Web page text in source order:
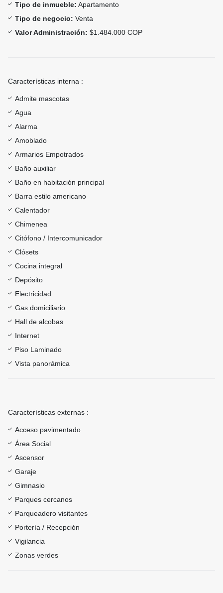
Tipo de inmueble: Apartamento
Tipo de negocio: Venta
Valor Administración: $1.484.000 COP
Características interna :
Admite mascotas
Agua
Alarma
Amoblado
Armarios Empotrados
Baño auxiliar
Baño en habitación principal
Barra estilo americano
Calentador
Chimenea
Citófono / Intercomunicador
Clósets
Cocina integral
Depósito
Electricidad
Gas domiciliario
Hall de alcobas
Internet
Piso Laminado
Vista panorámica
Características externas :
Acceso pavimentado
Área Social
Ascensor
Garaje
Gimnasio
Parques cercanos
Parqueadero visitantes
Portería / Recepción
Vigilancia
Zonas verdes